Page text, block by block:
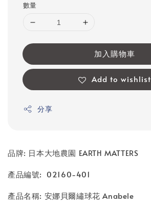
數量
加入購物車
Add to wishlist
分享
品牌: 日本大地農園 EARTH MATTERS
產品編號: 02160-401
產品名稱: 安娜貝爾繡球花 Anabele